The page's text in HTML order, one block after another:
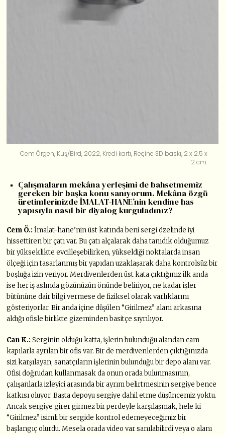
Cem Örgen, Kuş/Bird, 2022, Kredi kartı, Reçine 3D baskı, 2 x 2.5 x
2 cm.
Çalışmaların mekâna yerleşimi de bahsetmemiz
gereken bir başka konu sanıyorum. Mekâna özgü
üretimlerinizde İMALAT-HANE’nin kendine has
yapısıyla nasıl bir diyalog kurguladınız?
Cem Ö.: İmalat-hane’nin üst katında beni sergi özelinde iyi
hissettiren bir çatı var. Bu çatı alçalarak daha tanıdık olduğumuz
bir yükseklikte evcilleşebilirken, yükseldiği noktalarda insan
ölçeği için tasarlanmış bir yapıdan uzaklaşarak daha kontrolsüz bir
boşluğa izin veriyor. Merdivenlerden üst kata çıktığınız ilk anda
ise her iş aslında gözünüzün önünde beliriyor, ne kadar işler
bütününe dair bilgi vermese de fiziksel olarak varlıklarını
gösteriyorlar. Bir anda içine düşülen “Girilmez” alanı arkasına
aldığı ofisle birlikte gizeminden basitçe sıyrılıyor.
Can K.: Serginin olduğu katta, işlerin bulunduğu alandan cam
kapılarla ayrılan bir ofis var. Bir de merdivenlerden çıktığınızda
sizi karşılayan, sanatçıların işlerinin bulunduğu bir depo alanı var.
Ofisi doğrudan kullanmasak da onun orada bulunmasının,
çalışanlarla izleyici arasında bir ayrım belirtmesinin sergiye bence
katkısı oluyor. Başta depoyu sergiye dahil etme düşüncemiz yoktu.
Ancak sergiye girer girmez bir perdeyle karşılaşmak, hele ki
“Girilmez” isimli bir sergide kontrol edemeyeceğimiz bir
başlangıç olurdu. Mesela orada video var sanılabilirdi veya o alanı